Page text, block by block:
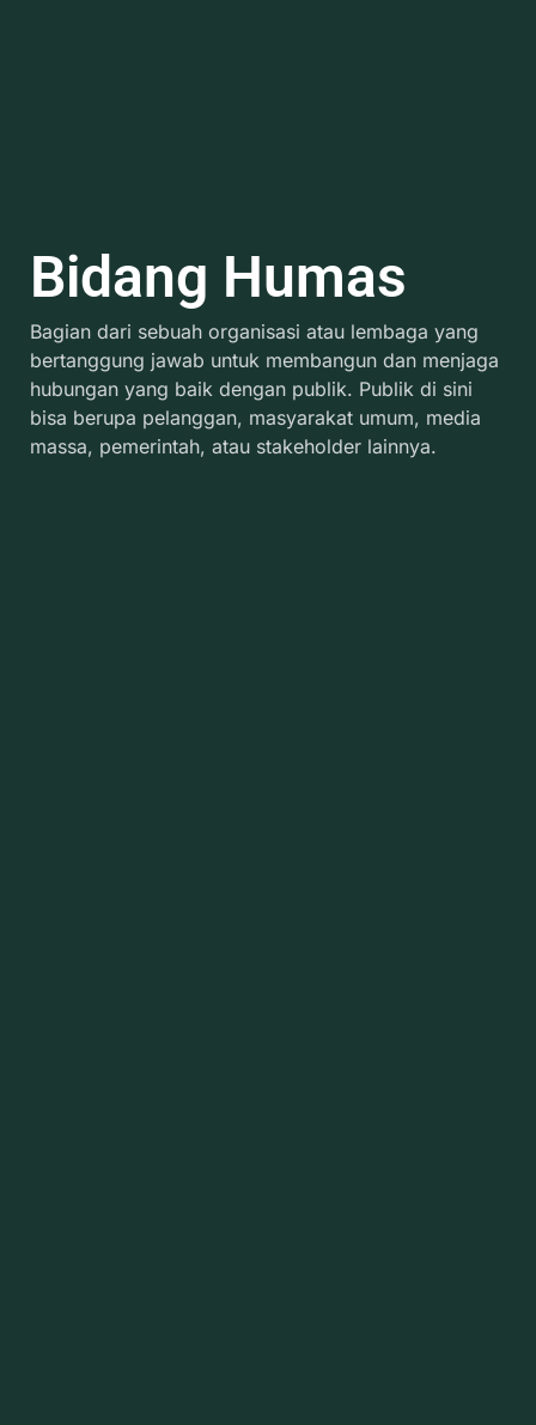
Bidang Humas
Bagian dari sebuah organisasi atau lembaga yang
bertanggung jawab untuk membangun dan menjaga
hubungan yang baik dengan publik. Publik di sini
bisa berupa pelanggan, masyarakat umum, media
massa, pemerintah, atau stakeholder lainnya.